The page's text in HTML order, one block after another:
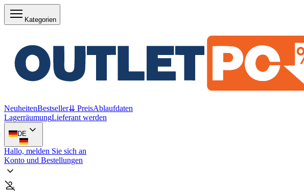
Kategorien
NeuheitenBestseller⇊ PreisAblaufdaten
LagerräumungLieferant werden
DE
Hallo, melden Sie sich an
Konto und Bestellungen